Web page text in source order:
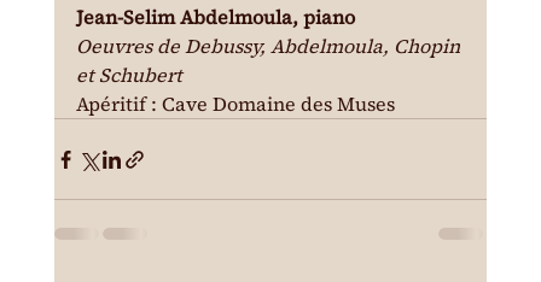
Jean-Selim Abdelmoula, piano
Oeuvres de Debussy, Abdelmoula, Chopin
et Schubert
Apéritif : Cave Domaine des Muses